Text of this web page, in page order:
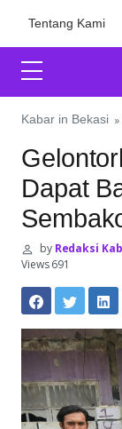
Tentang Kami
Kabar in Bekasi »
Dapat
byRedaksi
Views 691